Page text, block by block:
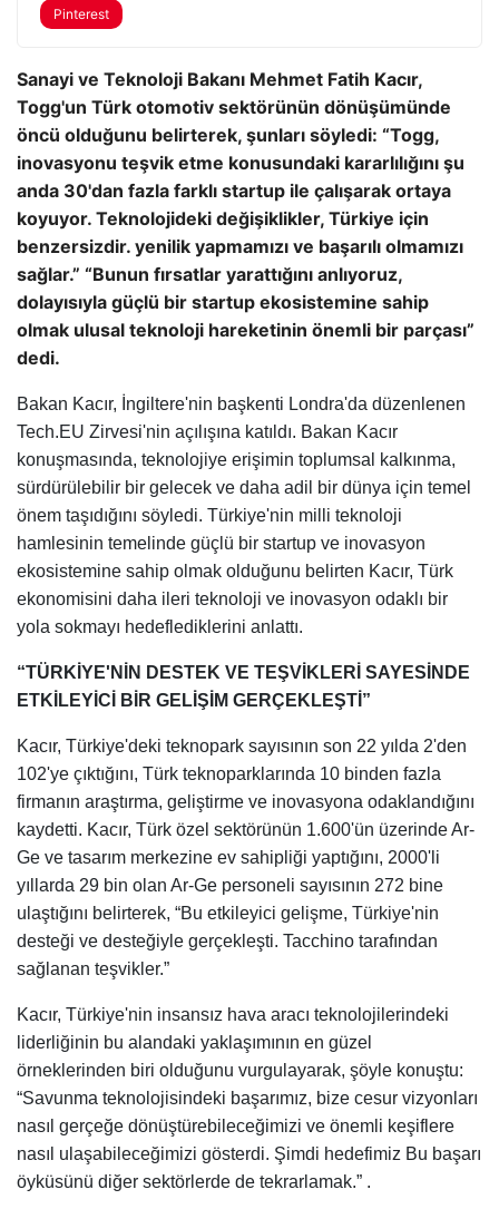
Pinterest
Sanayi ve Teknoloji Bakanı Mehmet Fatih Kacır,
Togg'un Türk otomotiv sektörünün dönüşümünde
öncü olduğunu belirterek, şunları söyledi: “Togg,
inovasyonu teşvik etme konusundaki kararlılığını şu
anda 30'dan fazla farklı startup ile çalışarak ortaya
koyuyor. Teknolojideki değişiklikler, Türkiye için
benzersizdir. yenilik yapmamızı ve başarılı olmamızı
sağlar.” “Bunun fırsatlar yarattığını anlıyoruz,
dolayısıyla güçlü bir startup ekosistemine sahip
olmak ulusal teknoloji hareketinin önemli bir parçası”
dedi.
Bakan Kacır, İngiltere'nin başkenti Londra'da düzenlenen
Tech.EU Zirvesi'nin açılışına katıldı. Bakan Kacır
konuşmasında, teknolojiye erişimin toplumsal kalkınma,
sürdürülebilir bir gelecek ve daha adil bir dünya için temel
önem taşıdığını söyledi. Türkiye'nin milli teknoloji
hamlesinin temelinde güçlü bir startup ve inovasyon
ekosistemine sahip olmak olduğunu belirten Kacır, Türk
ekonomisini daha ileri teknoloji ve inovasyon odaklı bir
yola sokmayı hedeflediklerini anlattı.
“TÜRKİYE'NİN DESTEK VE TEŞVİKLERİ SAYESİNDE
ETKİLEYİCİ BİR GELİŞİM GERÇEKLEŞTİ”
Kacır, Türkiye'deki teknopark sayısının son 22 yılda 2'den
102'ye çıktığını, Türk teknoparklarında 10 binden fazla
firmanın araştırma, geliştirme ve inovasyona odaklandığını
kaydetti. Kacır, Türk özel sektörünün 1.600'ün üzerinde Ar-
Ge ve tasarım merkezine ev sahipliği yaptığını, 2000'li
yıllarda 29 bin olan Ar-Ge personeli sayısının 272 bine
ulaştığını belirterek, “Bu etkileyici gelişme, Türkiye'nin
desteği ve desteğiyle gerçekleşti. Tacchino tarafından
sağlanan teşvikler.”
Kacır, Türkiye'nin insansız hava aracı teknolojilerindeki
liderliğinin bu alandaki yaklaşımının en güzel
örneklerinden biri olduğunu vurgulayarak, şöyle konuştu:
“Savunma teknolojisindeki başarımız, bize cesur vizyonları
nasıl gerçeğe dönüştürebileceğimizi ve önemli keşiflere
nasıl ulaşabileceğimizi gösterdi. Şimdi hedefimiz Bu başarı
öyküsünü diğer sektörlerde de tekrarlamak.” .